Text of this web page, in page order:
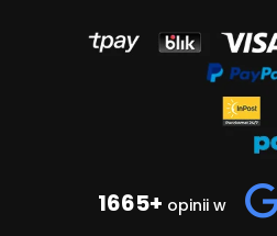
1665+ opinii w